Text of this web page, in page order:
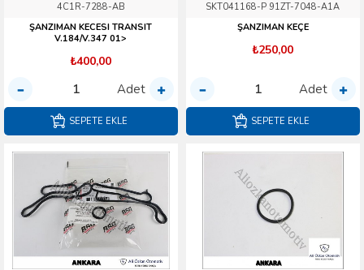
4C1R-7288-AB
ŞANZIMAN KECESI TRANSIT
V.184/V.347 01>
₺400,00
Adet
SEPETE EKLE
SKT041168-P 91ZT-7048-A1A
ŞANZIMAN KEÇE
₺250,00
Adet
SEPETE EKLE